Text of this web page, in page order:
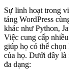
Sự linh hoạt trong
tảng WordPress
khác như Python,
Việc cung cấp
giúp họ có thể
của họ. Dưới đây là
đa dạng: